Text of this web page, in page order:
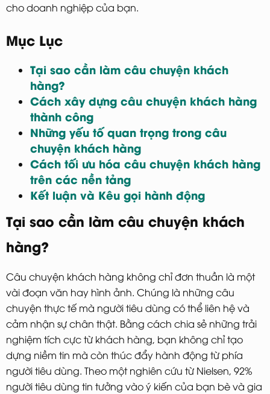
cho doanh nghiệp của bạn.
Mục Lục
Tại sao cần làm câu chuyện khách
hàng?
Cách xây dựng câu chuyện khách hàng
thành công
Những yếu tố quan trọng trong câu
chuyện khách hàng
Cách tối ưu hóa câu chuyện khách hàng
trên các nền tảng
Kết luận và Kêu gọi hành động
Tại sao cần làm câu chuyện khách
hàng?
Câu chuyện khách hàng không chỉ đơn thuần là một
vài đoạn văn hay hình ảnh. Chúng là những câu
chuyện thực tế mà người tiêu dùng có thể liên hệ và
cảm nhận sự chân thật. Bằng cách chia sẻ những trải
nghiệm tích cực từ khách hàng, bạn không chỉ tạo
dựng niềm tin mà còn thúc đẩy hành động từ phía
người tiêu dùng. Theo một nghiên cứu từ Nielsen, 92%
người tiêu dùng tin tưởng vào ý kiến của bạn bè và gia